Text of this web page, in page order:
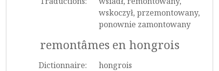
wskoczył, przemontowany,
ponownie zamontowany
remontâmes en hongrois
Dictionnaire:
hongrois